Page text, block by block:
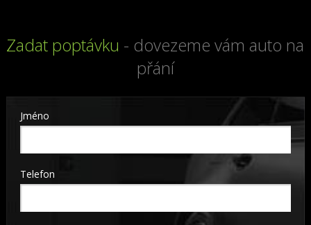
Zadat poptávku - dovezeme vám auto na
přání
Jméno
Telefon